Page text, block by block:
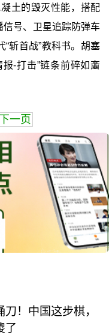
土的毁灭性能，搭配
号、卫星追踪防弹车
斩首战”教科书。胡塞
-打击”链条前碎如齑
下一页
！中国这步棋，
了